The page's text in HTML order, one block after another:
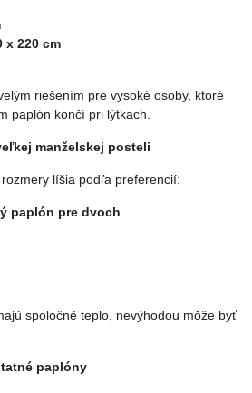
x 220 cm
riešením pre vysoké osoby, ktoré
paplón končí pri lýtkach.
manželskej posteli
líšia podľa preferencií:
paplón pre dvoch
spoločné teplo, nevýhodou môže byť
paplóny